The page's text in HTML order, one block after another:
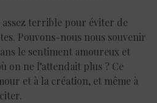
assez terrible pour éviter de
Pouvons-nous nous souvenir
le sentiment amoureux et
on ne l’attendait plus ? Ce
et à la création, et même à